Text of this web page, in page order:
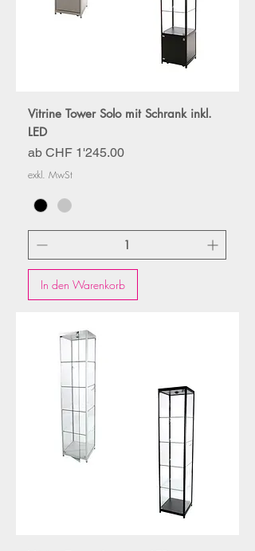
Vitrine Tower Solo mit Schrank inkl.
LED
ab CHF 1'245.00
Sale-Preis
exkl. MwSt
In den Warenkorb